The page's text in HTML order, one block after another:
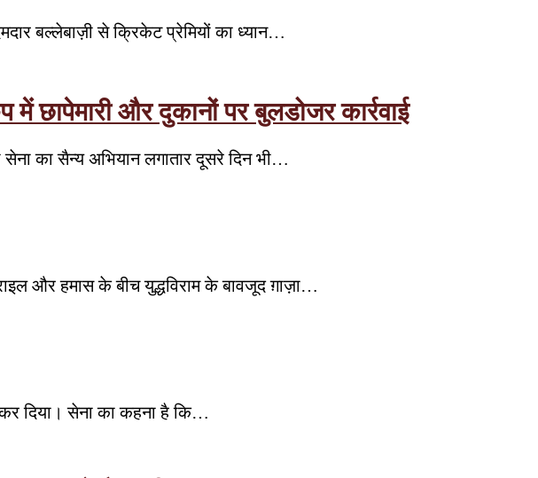
बल्लेबाज़ी से क्रिकेट प्रेमियों का ध्यान…
छापेमारी और दुकानों पर बुलडोजर कार्रवाई
का सैन्य अभियान लगातार दूसरे दिन भी…
और हमास के बीच युद्धविराम के बावजूद ग़ाज़ा…
दिया। सेना का कहना है कि…